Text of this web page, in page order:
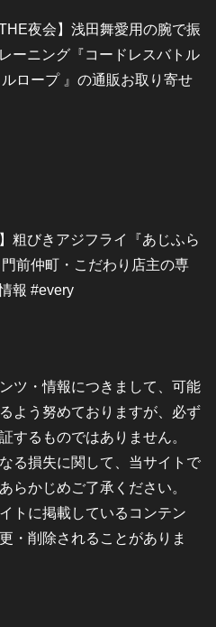
THE夜会】浅田舞愛用の腕で振
ーニング『コードレスバトル
ロープ 』の通販お取り寄せ
粗びきアジフライ『あじふら
前仲町・こだわり店主の専
報 #every
ツ・情報につきまして、可能
よう努めておりますが、必ず
するものではありません。
る損失に関して、当サイトで
らかじめご了承ください。
トに掲載しているコンテン
・削除されることがありま